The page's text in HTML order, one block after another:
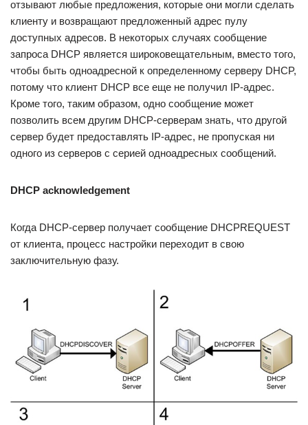
отзывают любые предложения, которые они могли сделать
клиенту и возвращают предложенный адрес пулу
доступных адресов. В некоторых случаях сообщение
запроса DHCP является широковещательным, вместо того,
чтобы быть одноадресной к определенному серверу DHCP,
потому что клиент DHCP все еще не получил IP-адрес.
Кроме того, таким образом, одно сообщение может
позволить всем другим DHCP-серверам знать, что другой
сервер будет предоставлять IP-адрес, не пропуская ни
одного из серверов с серией одноадресных сообщений.
DHCP acknowledgement
Когда DHCP-сервер получает сообщение DHCPREQUEST
от клиента, процесс настройки переходит в свою
заключительную фазу.